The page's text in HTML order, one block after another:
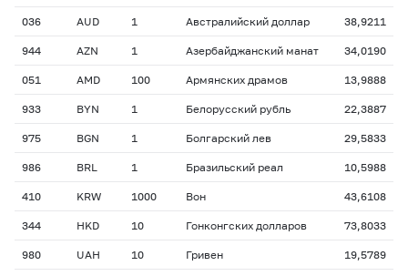
036 AUD 1 Австралийский доллар 38,9211
944 AZN 1 Азербайджанский манат 34,0190
051 AMD 100 Армянских драмов 13,9888
933 BYN 1 Белорусский рубль 22,3887
975 BGN 1 Болгарский лев 29,5833
986 BRL 1 Бразильский реал 10,5988
410 KRW 1000 Вон 43,6108
344 HKD 10 Гонконгских долларов 73,8033
980 UAH 10 Гривен 19,5789